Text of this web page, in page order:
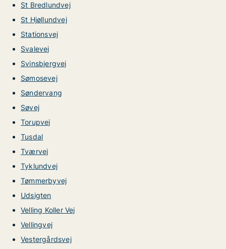
St Bredlundvej
St Hjøllundvej
Stationsvej
Svalevej
Svinsbjergvej
Sømosevej
Søndervang
Søvej
Torupvej
Tusdal
Tværvej
Tyklundvej
Tømmerbyvej
Udsigten
Velling Koller Vej
Vellingvej
Vestergårdsvej